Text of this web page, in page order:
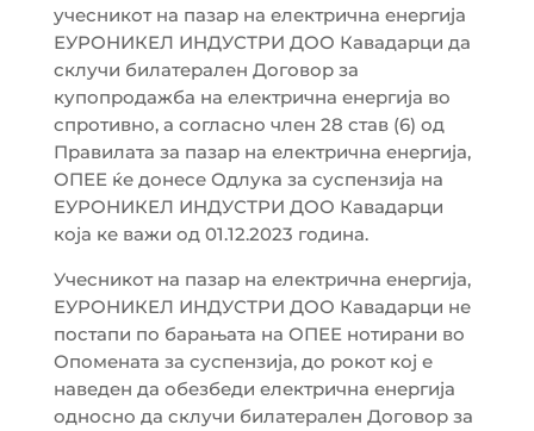
учесникот на пазар на електрична енергија
ЕУРОНИКЕЛ ИНДУСТРИ ДОО Кавадарци да
склучи билатерален Договор за
купопродажба на електрична енергија во
спротивно, а согласно член 28 став (6) од
Правилата за пазар на електрична енергија,
ОПЕЕ ќе донесе Одлука за суспензија на
ЕУРОНИКЕЛ ИНДУСТРИ ДОО Кавадарци
која ке важи од 01.12.2023 година.
Учесникот на пазар на електрична енергија,
ЕУРОНИКЕЛ ИНДУСТРИ ДОО Кавадарци не
постапи по барањата на ОПЕЕ нотирани во
Опомената за суспензија, до рокот кој е
наведен да обезбеди електрична енергија
односно да склучи билатерален Договор за